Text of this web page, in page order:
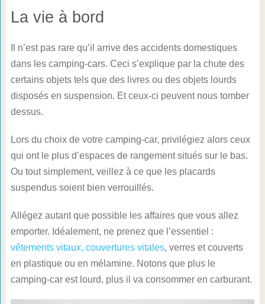
La vie à bord
Il n’est pas rare qu’il arrive des accidents domestiques
dans les camping-cars. Ceci s’explique par la chute des
certains objets tels que des livres ou des objets lourds
disposés en suspension. Et ceux-ci peuvent nous tomber
dessus.
Lors du choix de votre camping-car, privilégiez alors ceux
qui ont le plus d’espaces de rangement situés sur le bas.
Ou tout simplement, veillez à ce que les placards
suspendus soient bien verrouillés.
Allégez autant que possible les affaires que vous allez
emporter. Idéalement, ne prenez que l’essentiel :
vêtements vitaux, couvertures vitales, verres et couverts
en plastique ou en mélamine. Notons que plus le
camping-car est lourd, plus il va consommer en carburant.